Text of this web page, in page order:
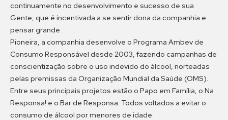
continuamente no desenvolvimento e sucesso de sua
Gente, que é incentivada a se sentir dona da companhia e
pensar grande.
Pioneira, a companhia desenvolve o Programa Ambev de
Consumo Responsável desde 2003, fazendo campanhas de
conscientização sobre o uso indevido do álcool, norteadas
pelas premissas da Organização Mundial da Saúde (OMS).
Entre seus principais projetos estão o Papo em Família, o Na
Responsa! e o Bar de Responsa. Todos voltados a evitar o
consumo de álcool por menores de idade.